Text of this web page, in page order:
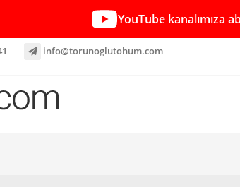
YouTube kanalımıza
info@torunoglutohum.com